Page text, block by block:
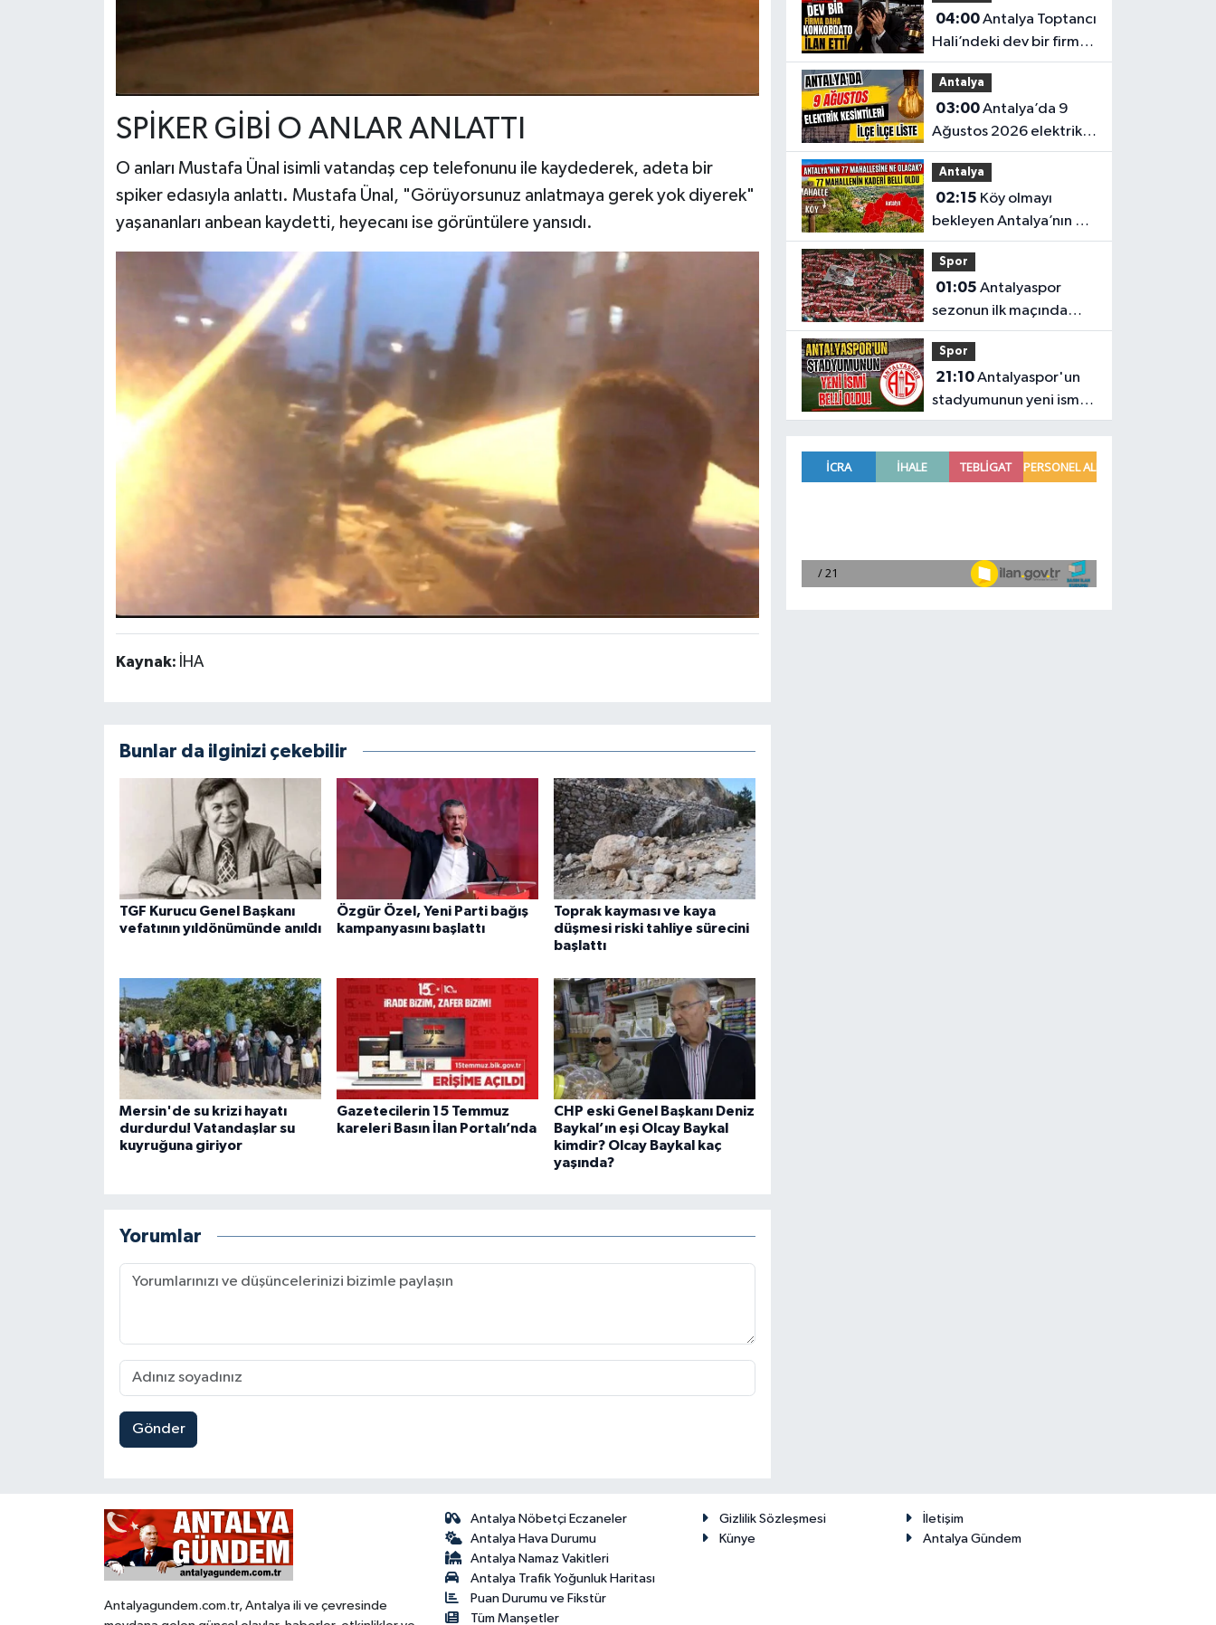
SPİKER GİBİ O ANLAR ANLATTI
O anları Mustafa Ünal isimli vatandaş cep telefonunu ile kaydederek, adeta bir
spiker edasıyla anlattı. Mustafa Ünal, "Görüyorsunuz anlatmaya gerek yok diyerek"
yaşananları anbean kaydetti, heyecanı ise görüntülere yansıdı.
Kaynak: İHA
Bunlar da ilginizi çekebilir
TGF Kurucu Genel Başkanı
vefatının yıldönümünde anıldı
Özgür Özel, Yeni Parti bağış
kampanyasını başlattı
Toprak kayması ve kaya
düşmesi riski tahliye sürecini
başlattı
Mersin'de su krizi hayatı
durdurdu! Vatandaşlar su
kuyruğuna giriyor
Gazetecilerin 15 Temmuz
kareleri Basın İlan Portalı’nda
CHP eski Genel Başkanı Deniz
Baykal’ın eşi Olcay Baykal
kimdir? Olcay Baykal kaç
yaşında?
Yorumlar
Gönder
04:00Antalya Toptancı
Hali’ndeki dev bir firma
daha konkordato ilan
etti
Antalya
03:00Antalya’da 9
Ağustos 2026 elektrik
kesintilerinin tam listesi
Antalya
02:15
bekleyen Antalya’nın 77
mahallesinin kaderi belli
oldu
Spor
01:05
sezonun ilk maçında
Keçiörengücü’nü
ağırlıyor
Spor
21:10Antalyaspor'un
stadyumunun yeni ismi
belli oldu!
Antalyagundem.com.tr, Antalya ili ve çevresinde
Antalya Nöbetçi Eczaneler
Antalya Hava Durumu
Antalya Namaz Vakitleri
Antalya Trafik Yoğunluk Haritası
Puan Durumu ve Fikstür
Tüm Manşetler
Gizlilik Sözleşmesi
İletişim
Künye
Antalya Gündem